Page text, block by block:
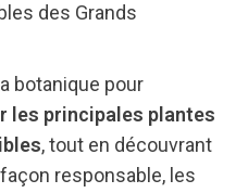
des Grands
botanique pour
les principales plantes
, tout en découvrant
responsable, les